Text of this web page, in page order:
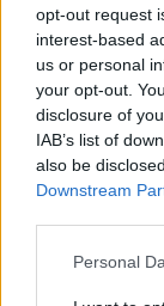
opt-out request
interest-based
us or personal
your opt-out.
disclosure of
IAB’s list of
also be
Downstream
Personal
Kambodža,
prasčiau
pranešė, kad